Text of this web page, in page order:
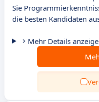
Sie
die besten Kandidaten
Mehr Details